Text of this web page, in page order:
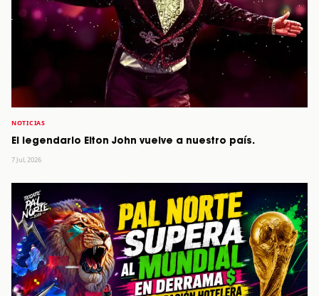
NOTICIAS
El legendario Elton John vuelve a nuestro país.
7 Jul, 2026